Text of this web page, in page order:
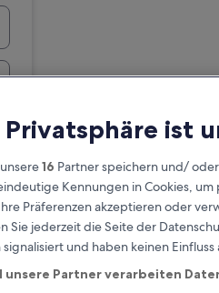
Verdiene
Privatsphäre ist
16 Partner speichern und/
Kennungen in Cookies,
Präferenzen akzeptieren oder
Sie jederzeit die Seite der
signalisiert und haben keinen
unsere Partner verarbeiten